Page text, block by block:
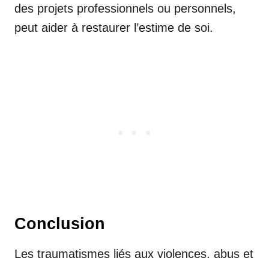
des projets professionnels ou personnels,
peut aider à restaurer l’estime de soi.
Conclusion
Les traumatismes liés aux violences, abus et